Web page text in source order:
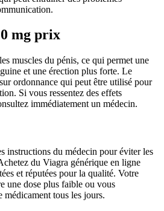
mg prix
muscles du pénis, ce qui permet une
et une érection plus forte. Le
ordonnance qui peut être utilisé pour
Si vous ressentez des effets
immédiatement un médecin.
instructions du médecin pour éviter les
du Viagra générique en ligne
et réputées pour la qualité. Votre
une dose plus faible ou vous
médicament tous les jours.